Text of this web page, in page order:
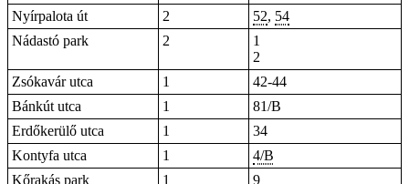
Nyírpalota út
2 52, 54
Nádastó park
2
1
2
Zsókavár utca
1
42-44
Bánkút utca
1
81/B
Erdőkerülő utca
1
34
Kontyfa utca
1
4/B
Kőrakás park
1 9